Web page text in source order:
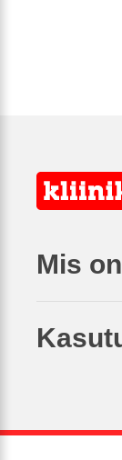
Mis